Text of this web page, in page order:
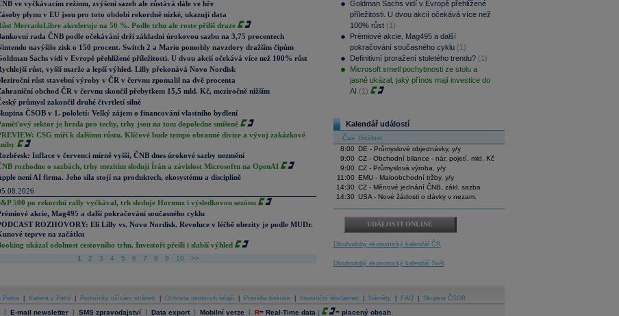
ve vyčkávacím režimu, zvýšení sazeb ale zůstává dále ve hře
plynu v EU jsou pro toto období rekordně nízké, ukazují data
MercadoLibre akceleruje na 50 %. Podle trhu ale roste příliš draze
rada ČNB podle očekávání drží základní úrokovou sazbu na 3,75 procentech
navýšilo zisk o 150 procent. Switch 2 a Mario pomohly navzdory dražším čipům
Sachs vidí v Evropě přehlížené příležitosti. U dvou akcií očekává více než 100% růst
růst, vyšší marže a lepší výhled. Lilly překonává Novo Nordisk
růst stavební výroby v ČR v červnu zpomalil na dvě procenta
obchod ČR v červnu skončil přebytkem 15,5 mld. Kč, meziročně nižším
průmysl zakončil druhé čtvrtletí silně
ČSOB v 1. pololetí: Velký zájem o financování vlastního bydlení
sektor je brzda pro techy, trhy jsou na tom dopoledne smíšeně
CSG míří k dalšímu růstu. Klíčové bude tempo obranné divize a vývoj zakázkové
Inflace v červenci mírně vyšší, ČNB dnes úrokové sazby nezmění
rozhodne o sazbách, trhy mezitím sledují Írán a závislost Microsoftu na OpenAI
není AI firma. Jeho síla stojí na produktech, ekosystému a disciplíně
500 po rekordní rally vyčkával, trh sleduje Hormuz i výsledkovou sezónu
akcie, Mag495 a další pokračování současného cyklu
ROZHOVORY: Eli Lilly vs. Novo Nordisk. Revoluce v léčbě obezity je podle MUDr.
teprve na začátku
ukázal odolnost cestovního trhu. Investoři přešli i slabší výhled
1 2 3 4 5 6 7 8 9 10 >>
Goldman Sachs vidí v Evropě přehlížené
příležitosti. U dvou akcií očekává více než
100% růst (1)
Prémiové akcie, Mag495 a další
pokračování současného cyklu (1)
Definitivní proražení stoletého trendu? (1)
Microsoft smetl pochybnosti ze stolu a
jasně ukázal, jaký přínos mají investice do
AI (1)
Kalendář událostí
Čas Událost
8:00
DE - Průmyslové objednávky, y/y
9:00 CZ - Obchodní bilance - nár. pojetí, mld. Kč
9:00 CZ - Průmyslová výroba, y/y
11:00
EMU - Maloobchodní tržby, y/y
14:30 CZ - Měnové jednání ČNB, zákl. sazba
14:30 USA - Nové žádosti o dávky v nezam.
UDÁLOSTI ONLINE
Dlouhodobý ekonomický kalendář ČR
Dlouhodobý ekonomický kalendář Svět
Patria Kariéra v Patrii Podmínky užívání stránek Ochrana osobních údajů Pravidla diskuse Investiční disclaimer Náměty FAQ Skupina ČSOB
| E-mail newsletter | SMS zpravodajství | Data export | Mobilní verze | R= Real-Time data | = placený obsah